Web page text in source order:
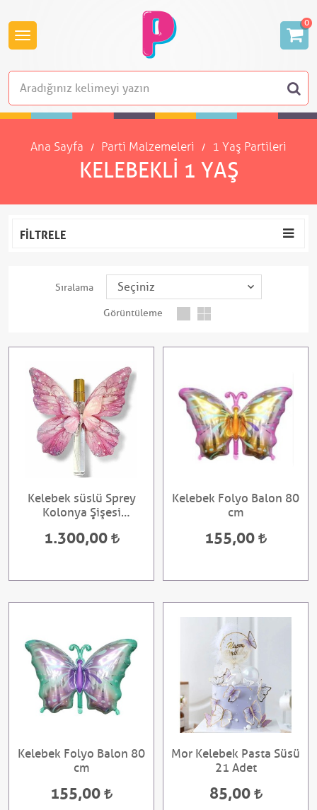
0
Ana Sayfa Parti Malzemeleri 1 Yaş Partileri
KELEBEKLI 1 YAŞ
FILTRELE
Sıralama
Görüntüleme
Kelebek süslü Sprey
Kolonya Şişesi
1.300,00
Kelebek Folyo Balon 80
cm
155,00
Kelebek Folyo Balon 80
cm
155,00
Mor Kelebek Pasta Süsü
21 Adet
85,00